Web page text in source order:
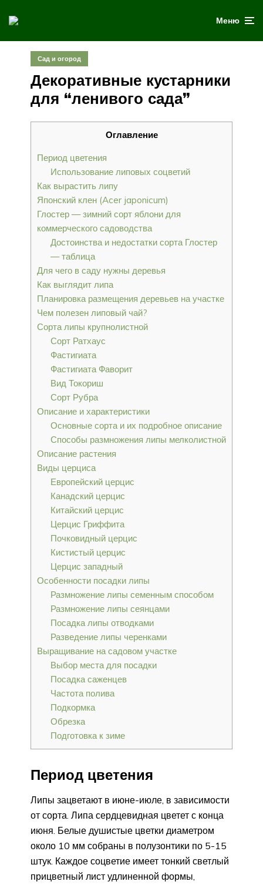
Меню
Сад и огород
Декоративные кустарники
для “ленивого сада”
Оглавление
Период цветения
Использование липовых соцветий
Как вырастить липу
Японский клен (Acer japonicum)
Глостер — зимний сорт яблони для
коммерческого садоводства
Достоинства и недостатки сорта Глостер
— таблица
Для чего в саду нужны деревья
Как выглядит липа
Планировка размещения деревьев на участке
Чем полезен липовый чай?
Сорта липы крупнолистной
Сорт Ратхаус
Фастигиата
Фастигиата Фаворит
Вид Токориш
Сорт Рубра
Описание и характеристики
Основные сорта и их подробное описание
Способы размножения липы мелколистной
Описание растения
Виды церциса
Европейский церцис
Канадский церцис
Китайский церцис
Церцис Гриффита
Почковидный церцис
Кистистый церцис
Церцис западный
Особенности посадки липы
Размножение липы семенным способом
Размножение липы сеянцами
Посадка липы отводками
Разведение липы черенками
Выращивание на садовом участке
Выбор места для посадки
Посадка саженцев
Частота полива
Подкормка
Обрезка
Подготовка к зиме
Период цветения
Липы зацветают в июне-июле, в зависимости
от сорта. Липа сердцевидная цветет с конца
июня. Белые душистые цветки диаметром
около 10 мм собраны в полузонтики по 5-15
штук. Каждое соцветие имеет тонкий светлый
прицветный лист удлиненной формы,